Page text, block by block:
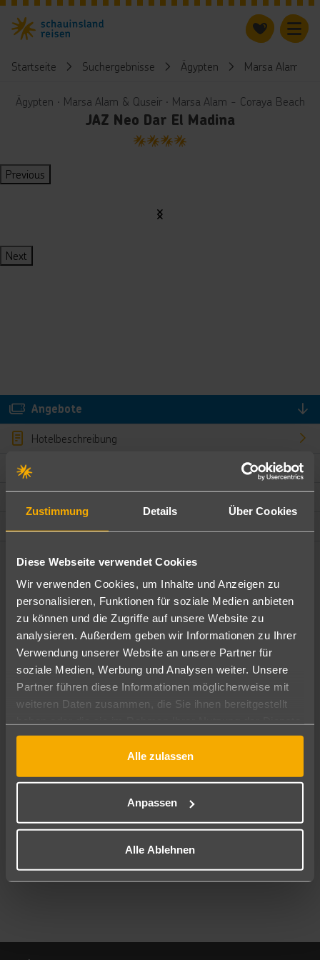
Zustimmung Details Über Cookies
Diese Webseite verwendet Cookies
Wir verwenden Cookies, um Inhalte und Anzeigen zu
personalisieren, Funktionen für soziale Medien anbieten
zu können und die Zugriffe auf unsere Website zu
analysieren. Außerdem geben wir Informationen zu Ihrer
Verwendung unserer Website an unsere Partner für
soziale Medien, Werbung und Analysen weiter. Unsere
Partner führen diese Informationen möglicherweise mit
weiteren Daten zusammen, die Sie ihnen bereitgestellt
gesammelt haben.
Alle zulassen
Anpassen
Alle Ablehnen
Startseite Suchergebnisse Ägypten Marsa Alam &
Ägypten ∙ Marsa Alam & Quseir ∙ Marsa Alam - Coraya Beach
JAZ Neo Dar El Madina
4
Previous
Next
Angebote
Hotelbeschreibung
Bewertungen
Ändere die Kriterien nach deinen Wünschen
Pauschal Nur Hotel
Abflughafen
Alle Abflughäfen
09.08.26–07.08.27 7-21 Nächte
Mehr Filter anzeigen